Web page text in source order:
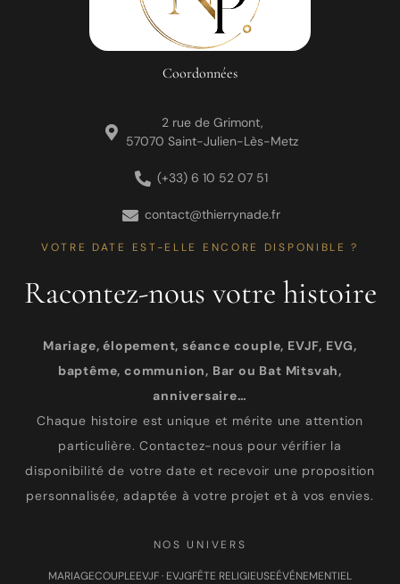
Coordonnées
2 rue de Grimont,
57070 Saint-Julien-Lès-Metz
(+33) 6 10 52 07 51
contact@thierrynade.fr
VOTRE DATE EST-ELLE ENCORE DISPONIBLE ?
Racontez-nous votre histoire
Mariage, élopement, séance couple, EVJF, EVG,
baptême, communion, Bar ou Bat Mitsvah,
anniversaire…
Chaque histoire est unique et mérite une attention
particulière. Contactez-nous pour vérifier la
disponibilité de votre date et recevoir une proposition
personnalisée, adaptée à votre projet et à vos envies.
NOS UNIVERS
MARIAGECOUPLEEVJF · EVJGFÊTE RELIGIEUSEÉVÉNEMENTIEL